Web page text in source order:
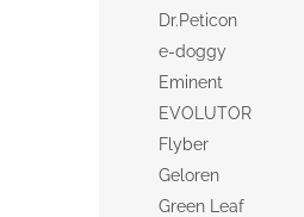
Dr.Peticon
e-doggy
Eminent
EVOLUTOR
Flyber
Geloren
Green Leaf